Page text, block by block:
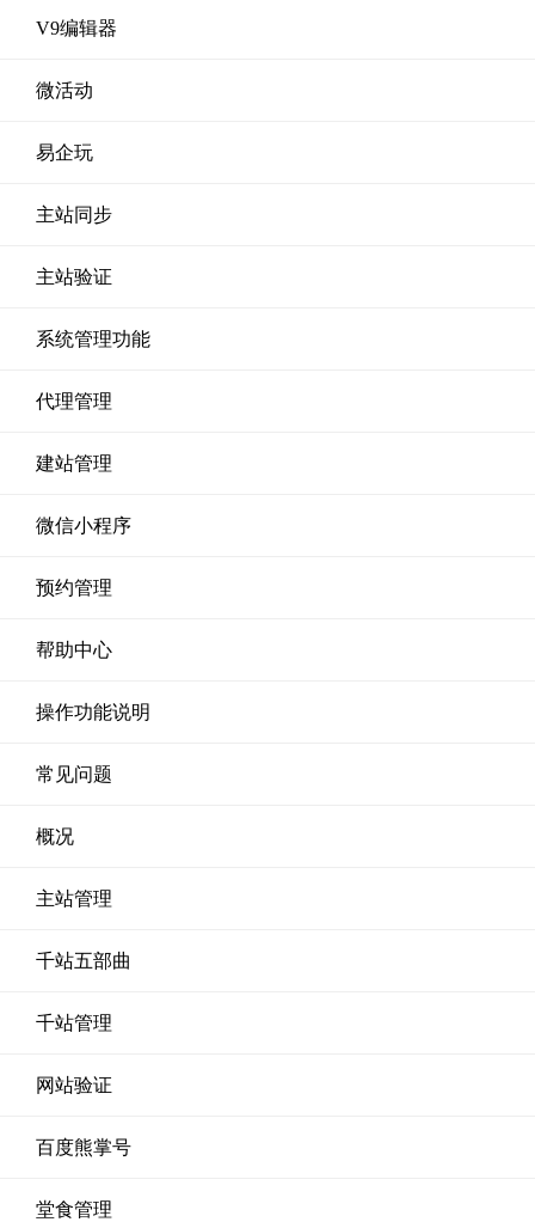
V9编辑器
微活动
易企玩
主站同步
主站验证
系统管理功能
代理管理
建站管理
微信小程序
预约管理
帮助中心
操作功能说明
常见问题
概况
主站管理
千站五部曲
千站管理
网站验证
百度熊掌号
堂食管理